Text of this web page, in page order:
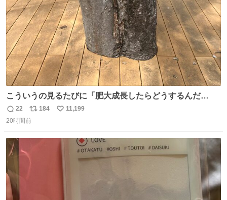
こういうの見るたびに「肥大成長したらどうするんだ
ろ…」って心配になっちゃう．
返
信
22
リ
ポ
184
い
数
11,199
20時間前